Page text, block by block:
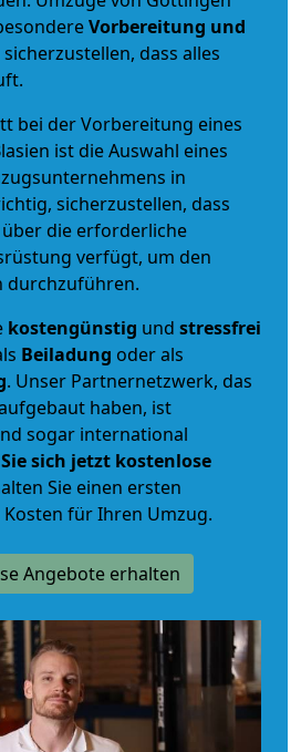
Vorbereitung und
sicherzustellen, dass alles
bei der Vorbereitung eines
ist die Auswahl eines
in
sicherzustellen, dass
die erforderliche
verfügt, um den
durchzuführen.
kostengünstig und stressfrei
Beiladung oder als
. Unser Partnernetzwerk, das
haben, ist
sogar international
sich jetzt kostenlose
Sie einen ersten
für Ihren Umzug.
Angebote erhalten